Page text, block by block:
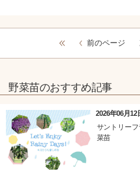
前のページ
野菜苗のおすすめ記事
2026年06月12
サントリー
菜苗